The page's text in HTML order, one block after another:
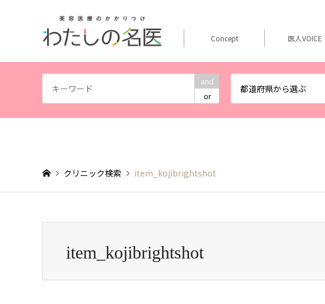
and
or
都道府県から選ぶ
Concept 医人VOICE
クリニック検索 item_kojibrightshot
item_kojibrightshot